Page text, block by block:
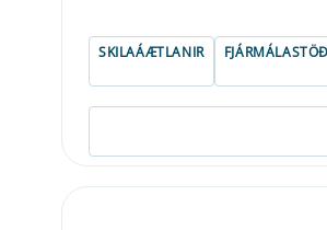
SKILAÁÆTLANIR